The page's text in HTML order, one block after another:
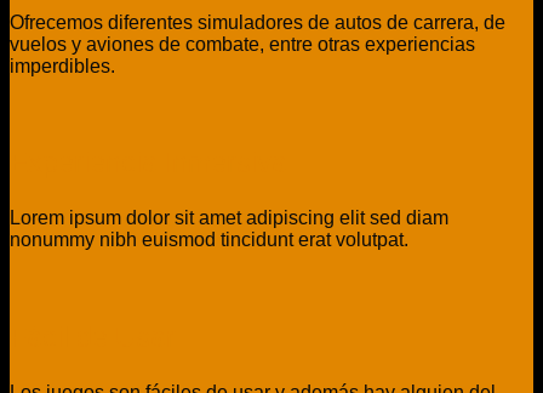
Ofrecemos diferentes simuladores de autos de carrera, de
vuelos y aviones de combate, entre otras experiencias
imperdibles.
Lorem ipsum dolor sit amet adipiscing elit sed diam
nonummy nibh euismod tincidunt erat volutpat.